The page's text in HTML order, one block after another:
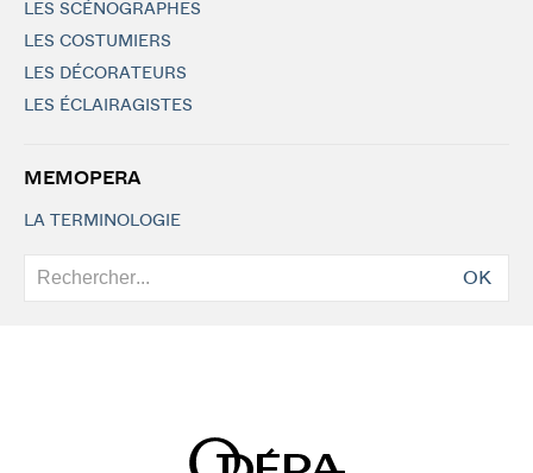
LES SCÉNOGRAPHES
LES COSTUMIERS
LES DÉCORATEURS
LES ÉCLAIRAGISTES
MEMOPERA
LA TERMINOLOGIE
OK